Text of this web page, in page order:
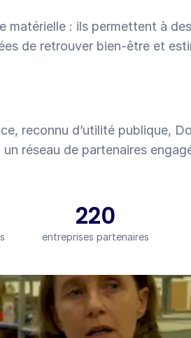
matérielle : ils permettent à
de retrouver bien-être et
reconnu d’utilité publique,
réseau de partenaires
220
entreprises partenaires